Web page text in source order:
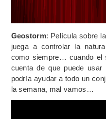
Geostorm: Película sobre
juega a controlar la
como siempre… cuando el
cuenta de que puede
podría ayudar a todo un
la semana, mal vamos…